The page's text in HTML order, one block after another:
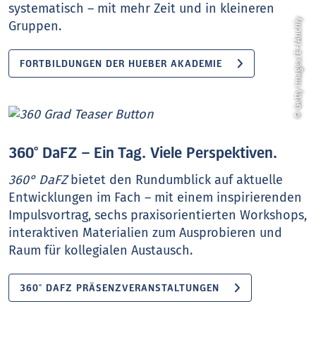
systematisch – mit mehr Zeit und in kleineren
Gruppen.
FORTBILDUNGEN DER HUEBER AKADEMIE © Getty Images/E+/Anchiy
360° DaFZ – Ein Tag. Viele Perspektiven.
360° DaFZbietet den Rundumblick auf aktuelle
Entwicklungen im Fach – mit einem inspirierenden
Impulsvortrag, sechs praxisorientierten Workshops,
interaktiven Materialien zum Ausprobieren und
Raum für kollegialen Austausch.
360° DAFZ PRÄSENZVERANSTALTUNGEN